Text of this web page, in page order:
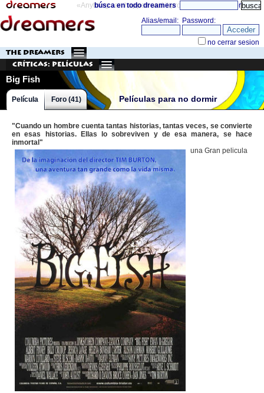
«Anything can happen and it probably will» directorio
búsca en todo dreamers
THE DREAMERS
Críticas: Películas
Big Fish
Películas para no dormir
Película Foro (41)
"Cuando un hombre cuenta tantas historias, tantas veces, se convierte
en esas historias. Ellas lo sobreviven y de esa manera, se hace
inmortal"
una Gran pelicula